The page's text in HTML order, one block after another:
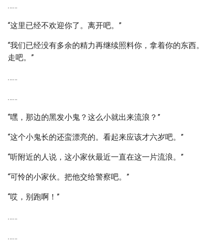
……
“这里已经不欢迎你了。离开吧。”
“我们已经没有多余的精力再继续照料你，拿着你的东西。
走吧。”
……
……
“嘿，那边的黑发小鬼？这么小就出来流浪？”
“这个小鬼长的还蛮漂亮的。看起来应该才六岁吧。”
“听附近的人说，这小家伙最近一直在这一片流浪。”
“可怜的小家伙。把他交给警察吧。”
“哎，别跑啊！”
……
……